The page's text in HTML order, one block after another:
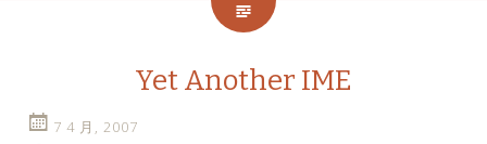
Yet Another IME
7 4 月, 2007